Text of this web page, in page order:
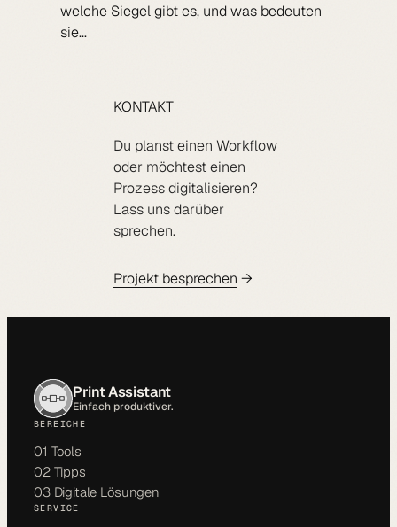
welche Siegel gibt es, und was bedeuten
sie…
Nächste Seite →
KONTAKT
Du planst einen Workflow
oder möchtest einen
Prozess digitalisieren?
Lass uns darüber
sprechen.
Projekt besprechen
Print Assistant
Einfach produktiver.
BEREICHE
01 Tools
02 Tipps
03 Digitale Lösungen
SERVICE